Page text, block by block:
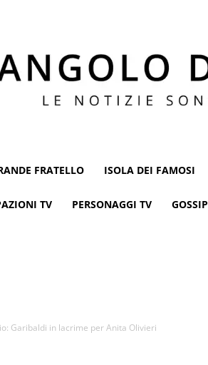
FRATELLO ISOLA DEI FAMOSI
TV PERSONAGGI TV GOSSIP
Garibaldi in lacrime per Anita Olivieri